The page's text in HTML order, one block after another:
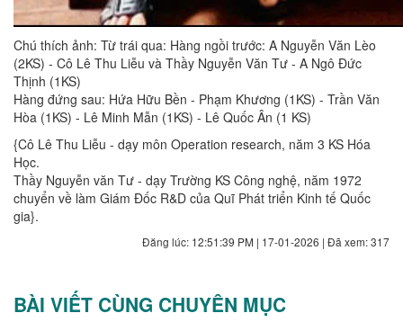
Chú thích ảnh: Từ trái qua: Hàng ngồi trước: A Nguyễn Văn Lèo
(2KS) - Cô Lê Thu Liễu và Thầy Nguyễn Văn Tư - A Ngô Đức
Thịnh (1KS)
Hàng đứng sau: Hứa Hữu Bền - Phạm Khương (1KS) - Trần Văn
Hòa (1KS) - Lê Minh Mẫn (1KS) - Lê Quốc Ân (1 KS)
{Cô Lê Thu Liễu - dạy môn Operation research, năm 3 KS Hóa
Học.
Thầy Nguyễn văn Tư - dạy Trường KS Công nghệ, năm 1972
chuyển về làm Giám Đốc R&D của Quĩ Phát triển Kinh tế Quốc
gia}.
Đăng lúc: 12:51:39 PM | 17-01-2026 | Đã xem: 317
BÀI VIẾT CÙNG CHUYÊN MỤC